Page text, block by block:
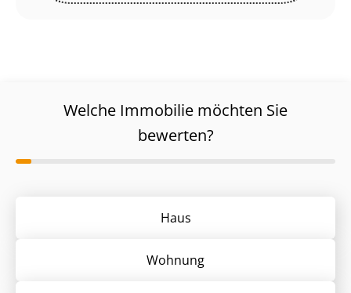
Welche Immobilie möchten Sie
bewerten?
Haus
Wohnung